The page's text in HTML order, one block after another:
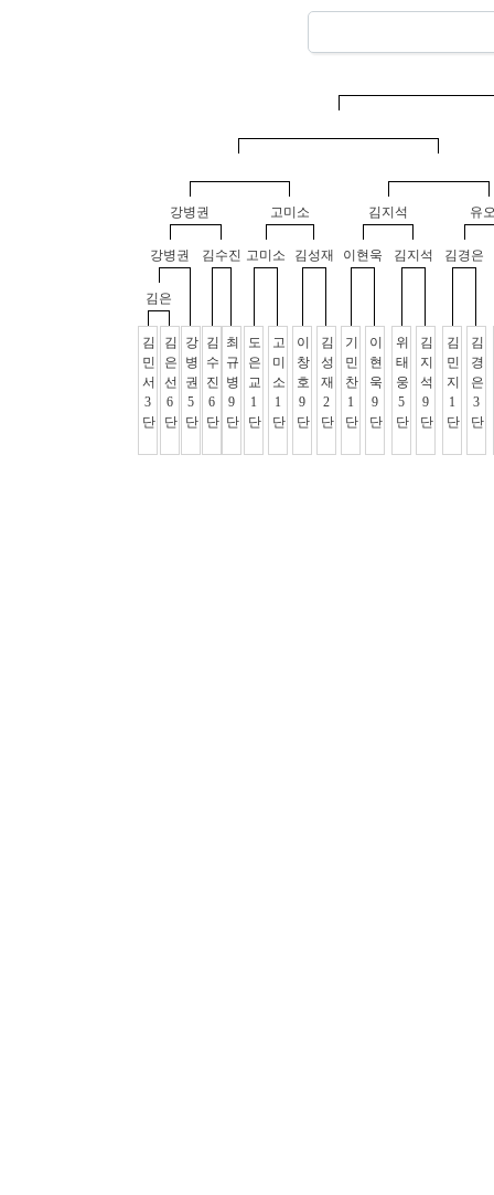
강병권
강병권
김은
김
민
서
3
단
김
은
선
6
단
강
병
권
5
단
김수진
김
수
진
6
단
최
규
병
9
단
고미소
고미소
도
은
교
1
단
고
미
소
1
단
김성재
이
창
호
9
단
김
성
재
2
단
김지석
이현욱
기
민
찬
1
단
이
현
욱
9
단
김지석
위
태
웅
5
단
김
지
석
9
단
유
김경은
김
민
지
1
단
김
경
은
3
단